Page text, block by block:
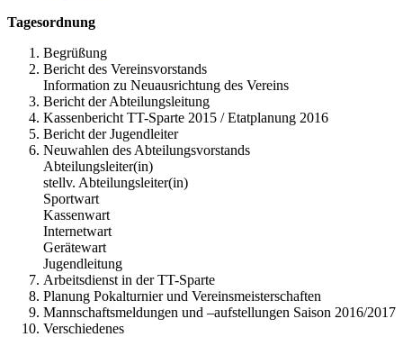
Tagesordnung
Begrüßung
Bericht des Vereinsvorstands
Information zu Neuausrichtung des Vereins
Bericht der Abteilungsleitung
Kassenbericht TT-Sparte 2015 / Etatplanung 2016
Bericht der Jugendleiter
Neuwahlen des Abteilungsvorstands
Abteilungsleiter(in)
stellv. Abteilungsleiter(in)
Sportwart
Kassenwart
Internetwart
Gerätewart
Jugendleitung
Arbeitsdienst in der TT-Sparte
Planung Pokalturnier und Vereinsmeisterschaften
Mannschaftsmeldungen und –aufstellungen Saison 2016/2017
Verschiedenes